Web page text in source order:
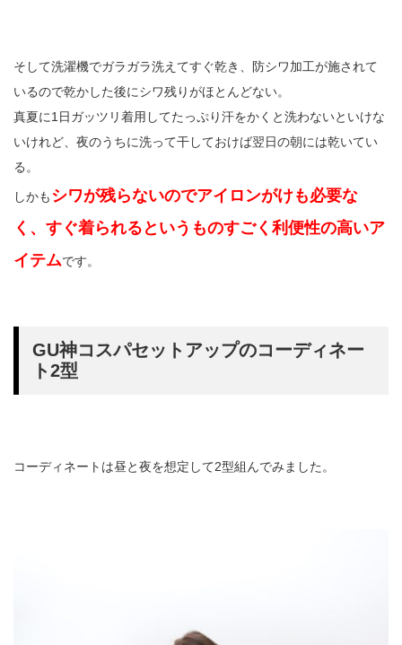
そして洗濯機でガラガラ洗えてすぐ乾き、防シワ加工が施されて
いるので乾かした後にシワ残りがほとんどない。
真夏に1日ガッツリ着用してたっぷり汗をかくと洗わないといけな
いけれど、夜のうちに洗って干しておけば翌日の朝には乾いてい
る。
しかもシワが残らないのでアイロンがけも必要な
く、すぐ着られるというものすごく利便性の高いア
イテムです。
GU神コスパセットアップのコーディネー
ト2型
コーディネートは昼と夜を想定して2型組んでみました。